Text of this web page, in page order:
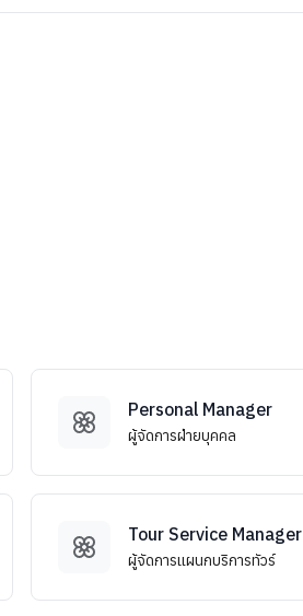
Personal Manager
ผู้จัดการฝ่ายบุคคล
Tour Service Manager
ผู้จัดการแผนกบริการทัวร์